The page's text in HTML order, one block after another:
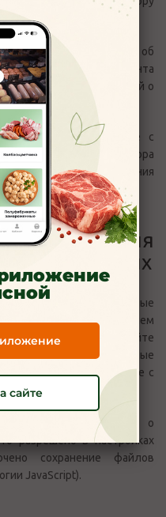
сведений об
резюме претендента
– получение сведений о
должности в штате.
собираемые с
служат для сбора
на сайте, улучшения
данных
персональные данные
отправки Пользователем
на сайте
свои персональные
выражает свое согласие с
обезличенные данные о
разрешено в настройках
сохранение файлов
JavaScript).
сайте